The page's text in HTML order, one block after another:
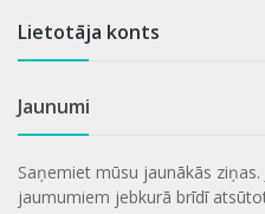
Lietotāja konts
Jaunumi
Saņemiet mūsu jaunākās
jaumumiem jebkurā brīdī